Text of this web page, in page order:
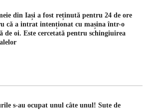
din Iași a fost reținută pentru 24 de ore
că a intrat intenționat cu mașina într-o
de oi. Este cercetată pentru schingiuirea
s-au ocupat unul câte unul! Sute de